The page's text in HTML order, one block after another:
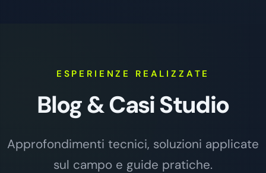
ESPERIENZE REALIZZATE
Blog & Casi Studio
Approfondimenti tecnici, soluzioni applicate
sul campo e guide pratiche.